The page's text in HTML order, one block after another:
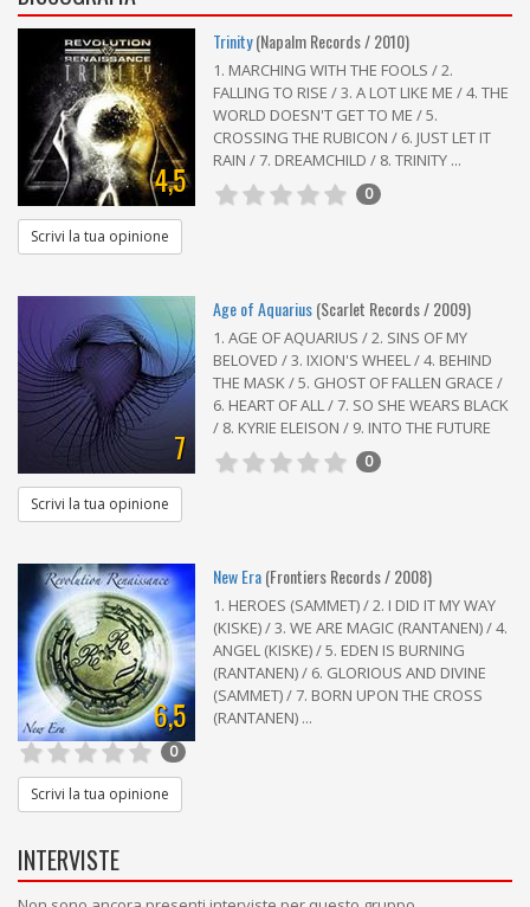
4,5
Trinity(Napalm Records / 2010)
1. MARCHING WITH THE FOOLS / 2.
FALLING TO RISE / 3. A LOT LIKE ME / 4. THE
WORLD DOESN'T GET TO ME / 5.
CROSSING THE RUBICON / 6. JUST LET IT
RAIN / 7. DREAMCHILD / 8. TRINITY ...
0
Scrivi la tua opinione
7
Age of Aquarius(Scarlet Records / 2009)
1. AGE OF AQUARIUS / 2. SINS OF MY
BELOVED / 3. IXION'S WHEEL / 4. BEHIND
THE MASK / 5. GHOST OF FALLEN GRACE /
6. HEART OF ALL / 7. SO SHE WEARS BLACK
/ 8. KYRIE ELEISON / 9. INTO THE FUTURE
0
Scrivi la tua opinione
6,5
New Era(Frontiers Records / 2008)
1. HEROES (SAMMET) / 2. I DID IT MY WAY
(KISKE) / 3. WE ARE MAGIC (RANTANEN) / 4.
ANGEL (KISKE) / 5. EDEN IS BURNING
(RANTANEN) / 6. GLORIOUS AND DIVINE
(SAMMET) / 7. BORN UPON THE CROSS
(RANTANEN) ...
0
Scrivi la tua opinione
INTERVISTE